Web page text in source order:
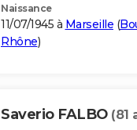
Naissance
11/07/1945 à Marseille (
Rhône)
Saverio FALBO (81